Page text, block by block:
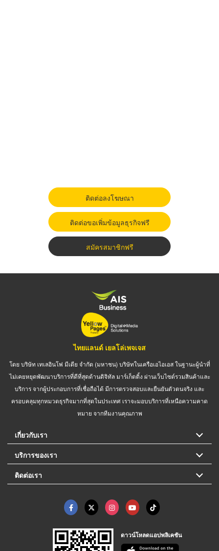
ติดต่อลงโฆษณา
ติดต่อขอเพิ่มข้อมูลธุรกิจฟรี
สมัครสมาชิกฟรี
ไทยแลนด์ เยลโล่เพจเจส
โดย บริษัท เทเลอินโฟ มีเดีย จำกัด (มหาชน) บริษัทในเครือเอไอเอส ในฐานะผู้นำที่
ไม่เคยหยุดพัฒนาบริการที่ดีที่สุดด้านดิจิทัล มาร์เก็ตติ้ง ผ่านเว็บไซต์รวมสินค้าและ
บริการ จากผู้ประกอบการที่เชื่อถือได้ มีการตรวจสอบและยืนยันตัวตนจริง และ
ครอบคลุมทุกหมวดธุรกิจมากที่สุดในประเทศ เราจะมอบบริการที่เหนือความคาด
หมาย จากทีมงานคุณภาพ
เกี่ยวกับเรา
บริการของเรา
ติดต่อเรา
ดาวน์โหลดแอปพลิเคชัน